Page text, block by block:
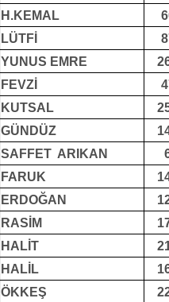
H.KEMAL
LÜTFİ
YUNUS EMRE
FEVZİ
KUTSAL
GÜNDÜZ
SAFFET ARIKAN
FARUK
ERDOĞAN
RASİM
HALİT
HALİL
ÖKKEŞ